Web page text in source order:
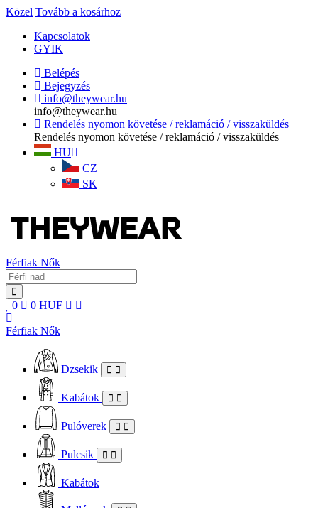
Közel Tovább a kosárhoz
Kapcsolatok
GYIK
Belépés
Bejegyzés
info@theywear.hu
info@theywear.hu
Rendelés nyomon követése / reklamáció / visszaküldés
Rendelés nyomon követése / reklamáció / visszaküldés
HU
CZ
SK
Férfiak Nők
0 0 HUF
Férfiak Nők
Dzsekik
Kabátok
Pulóverek
Pulcsik
Kabátok